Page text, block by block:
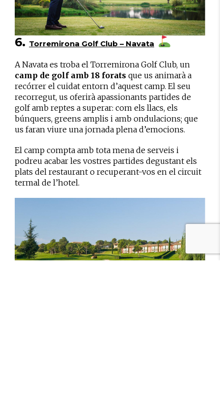
6. Torremirona Golf Club – Navata
A Navata es troba el Torremirona Golf Club, un
camp de golf amb 18 forats que us animarà a
recórrer el cuidat entorn d’aquest camp. El seu
recorregut, us oferirà apassionants partides de
golf amb reptes a superar: com els llacs, els
búnquers, greens amplis i amb ondulacions; que
us faran viure una jornada plena d’emocions.
El camp compta amb tota mena de serveis i
podreu acabar les vostres partides degustant els
plats del restaurant o recuperant-vos en el circuit
termal de l’hotel.